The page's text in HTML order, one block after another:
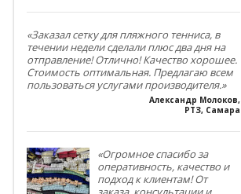
«Заказал сетку для пляжного тенниса, в
течении недели сделали плюс два дня на
отправление! Отлично! Качество хорошее.
Стоимость оптимальная. Предлагаю всем
пользоваться услугами производителя.»
Александр Молоков,
РТЗ, Самара
«Огромное спасибо за
оперативность, качество и
подход к клиентам! От